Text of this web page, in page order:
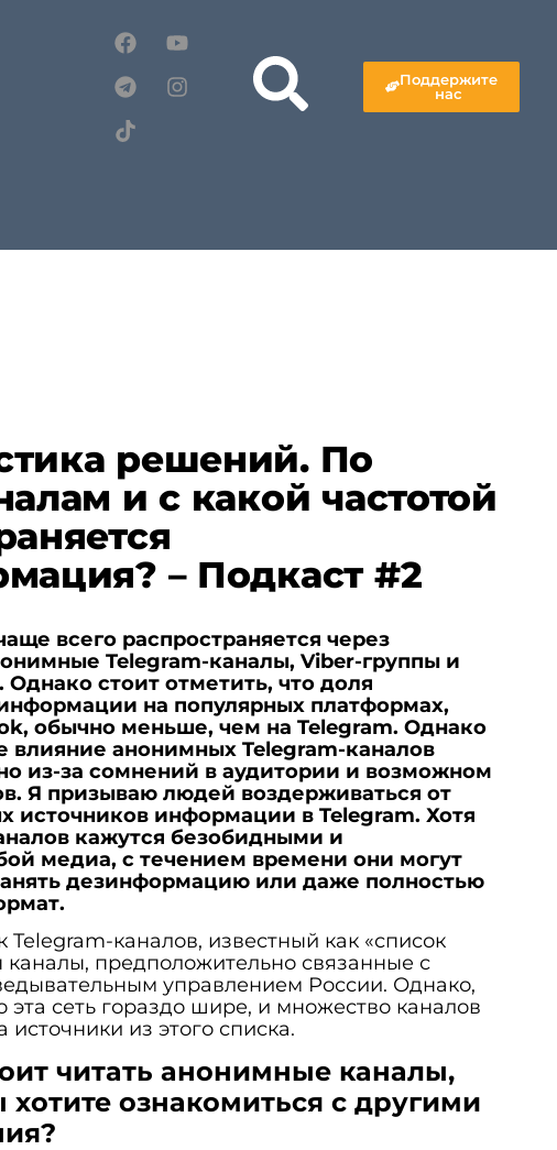
Поддержите
нас
решений. По
и с какой частотой
– Подкаст #2
всего распространяется через
Telegram-каналы, Viber-группы и
стоит отметить, что доля
на популярных платформах,
обычно меньше, чем на Telegram. Однако
влияние анонимных Telegram-каналов
из-за сомнений в аудитории и возможном
Я призываю людей воздерживаться от
источников информации в Telegram. Хотя
кажутся безобидными и
медиа, с течением времени они могут
дезинформацию или даже полностью
Telegram-каналов, известный как «список
предположительно связанные с
управлением России. Однако,
эта сеть гораздо шире, и множество каналов
источники из этого списка.
читать анонимные каналы,
ознакомиться с другими